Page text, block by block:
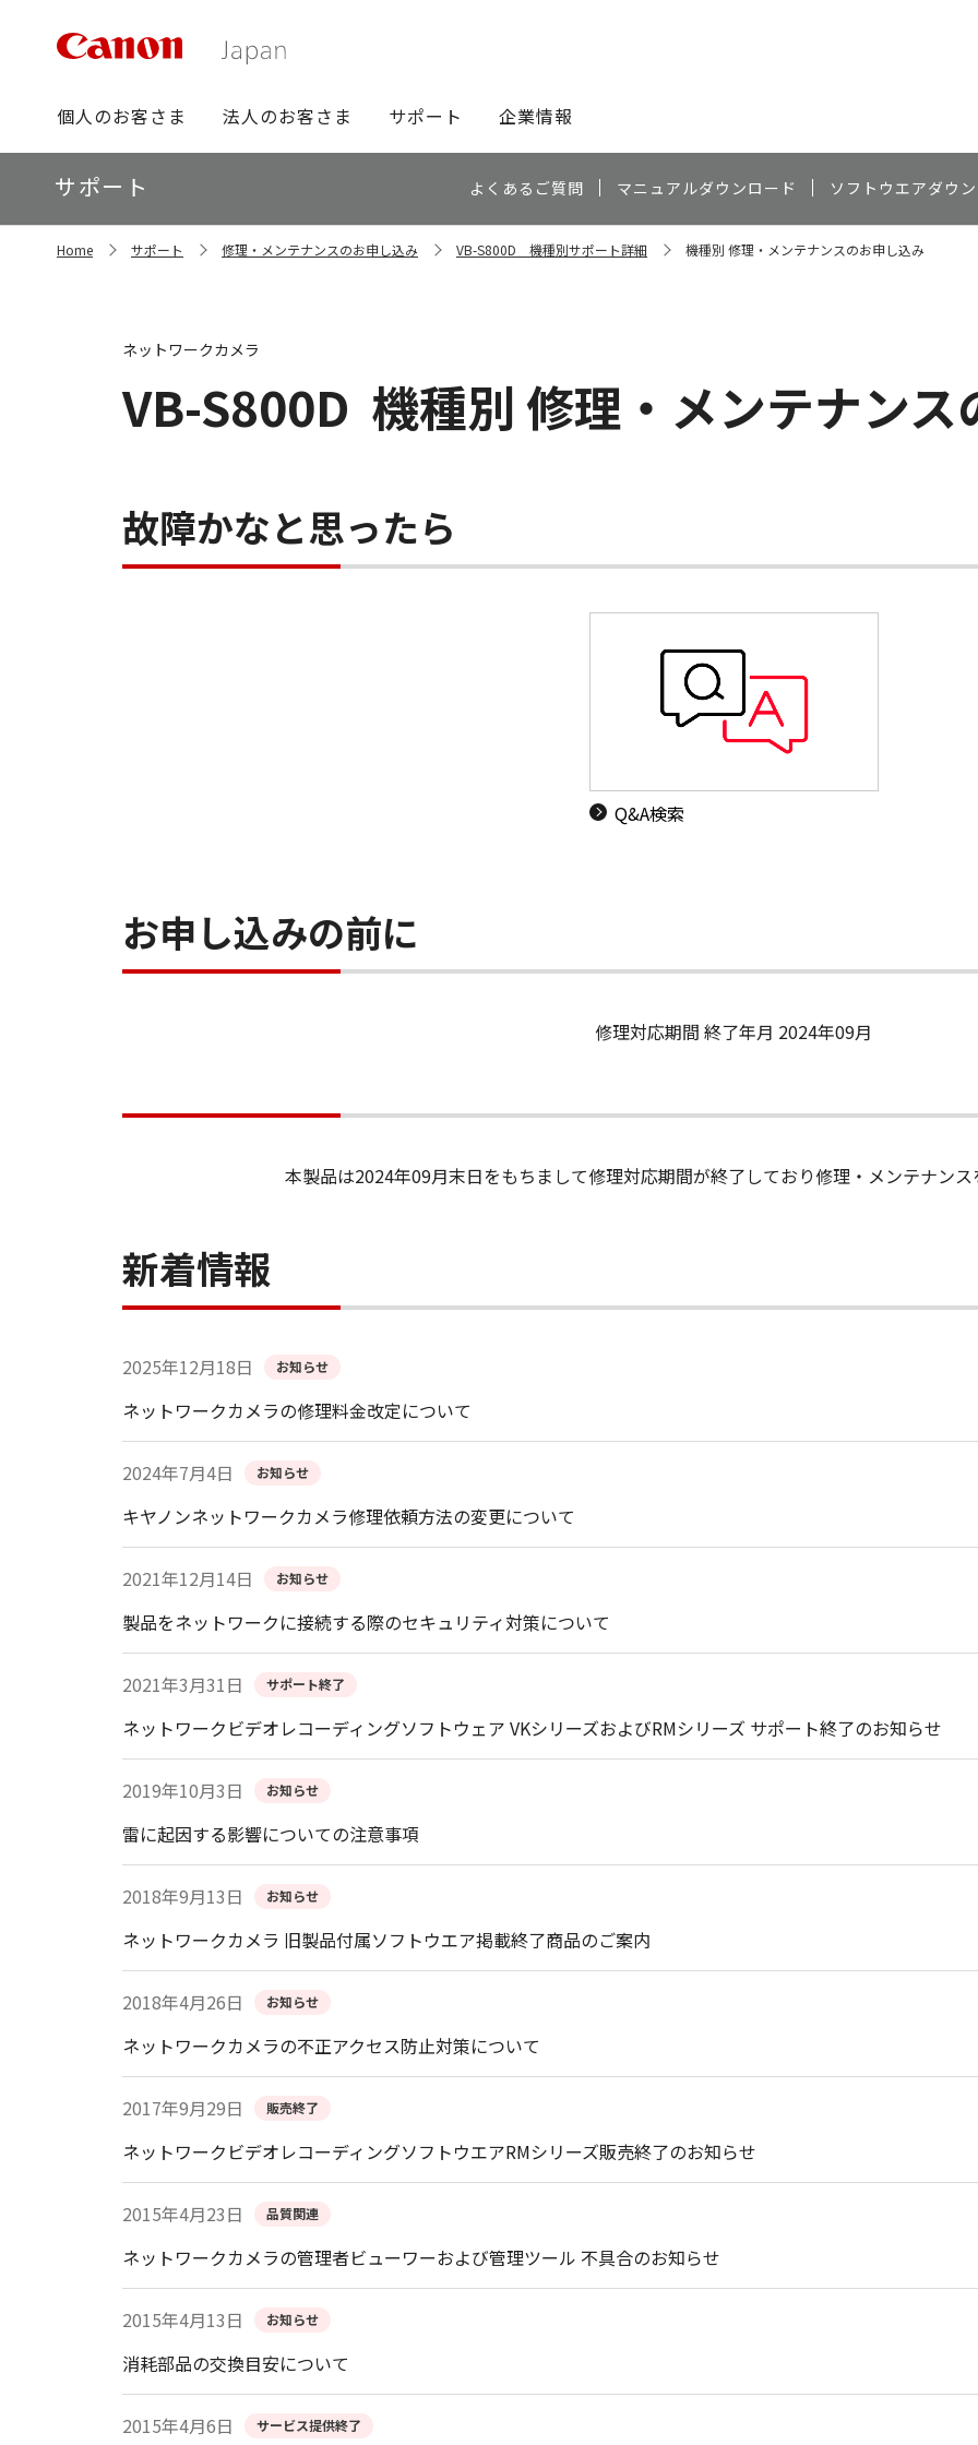
グ
ロ
ー
バ
ビ
個人のお客さま 法人のお客さま サポート 企業情報
ロ
ー
カ
ル
サポート よくあるご質問 マニュアルダウンロード ソフトウエアダウ
Home サポート 修理・メンテナンスのお申し込み VB-S800D 機種別サポート詳細 機種別 修理・メンテナンスのお申し込み
VB-S800D 機種別 修理・メンテナンス
ネットワークカメラ
故障かなと思ったら
Q&A検索
お申し込みの前に
修理対応期間 終了年月 2024年09月
本製品は2024年09月末日をもちまして修理対応期間が終了しており修理・メンテナンス
新着情報
2025年12月18日 お知らせ
ネットワークカメラの修理料金改定について
2024年7月4日 お知らせ
キヤノンネットワークカメラ修理依頼方法の変更について
2021年12月14日 お知らせ
製品をネットワークに接続する際のセキュリティ対策について
2021年3月31日 サポート終了
ネットワークビデオレコーディングソフトウェア VKシリーズおよびRMシリーズ サポート終了のお知らせ
2019年10月3日 お知らせ
雷に起因する影響についての注意事項
2018年9月13日 お知らせ
ネットワークカメラ 旧製品付属ソフトウエア掲載終了商品のご案内
2018年4月26日 お知らせ
ネットワークカメラの不正アクセス防止対策について
2017年9月29日 販売終了
ネットワークビデオレコーディングソフトウエアRMシリーズ販売終了のお知らせ
2015年4月23日 品質関連
ネットワークカメラの管理者ビューワーおよび管理ツール 不具合のお知らせ
2015年4月13日 お知らせ
消耗部品の交換目安について
2015年4月6日 サービス提供終了